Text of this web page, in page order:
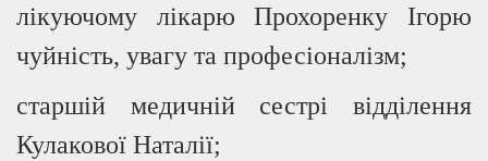
лікуючому лікарю Прохоренку Ігорю
чуйність, увагу та професіоналізм;
старшій медичній сестрі відділення
Кулакової Наталії;